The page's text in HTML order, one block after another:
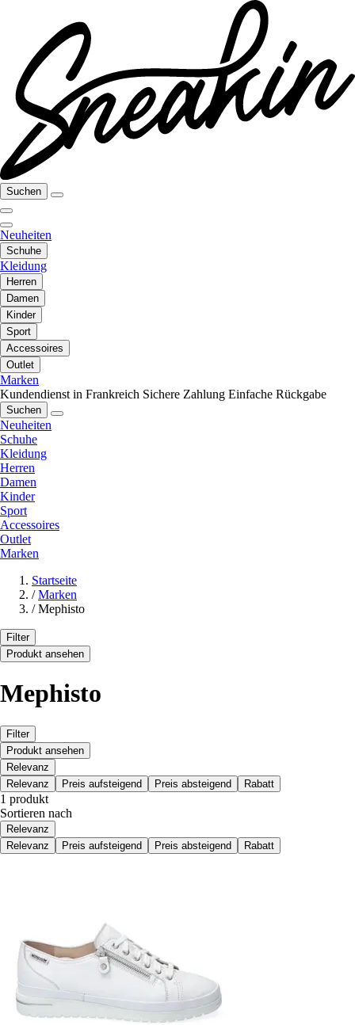
Suchen
Neuheiten
Schuhe
Kleidung
Herren
Damen
Kinder
Sport
Accessoires
Outlet
Marken
Kundendienst in Frankreich Sichere Zahlung Einfache Rückgabe
Suchen
Neuheiten
Schuhe
Kleidung
Herren
Damen
Kinder
Sport
Accessoires
Outlet
Marken
Startseite
/ Marken
/ Mephisto
Filter
Produkt ansehen
Mephisto
Filter
Produkt ansehen
Relevanz
Relevanz
Preis aufsteigend Preis absteigend Rabatt
1 produkt
Sortieren nach
Relevanz
Relevanz
Preis aufsteigend Preis absteigend Rabatt